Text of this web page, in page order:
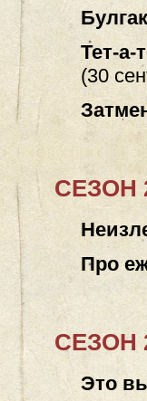
Тет-а-
(30
СЕЗОН
Про
СЕЗОН
Это